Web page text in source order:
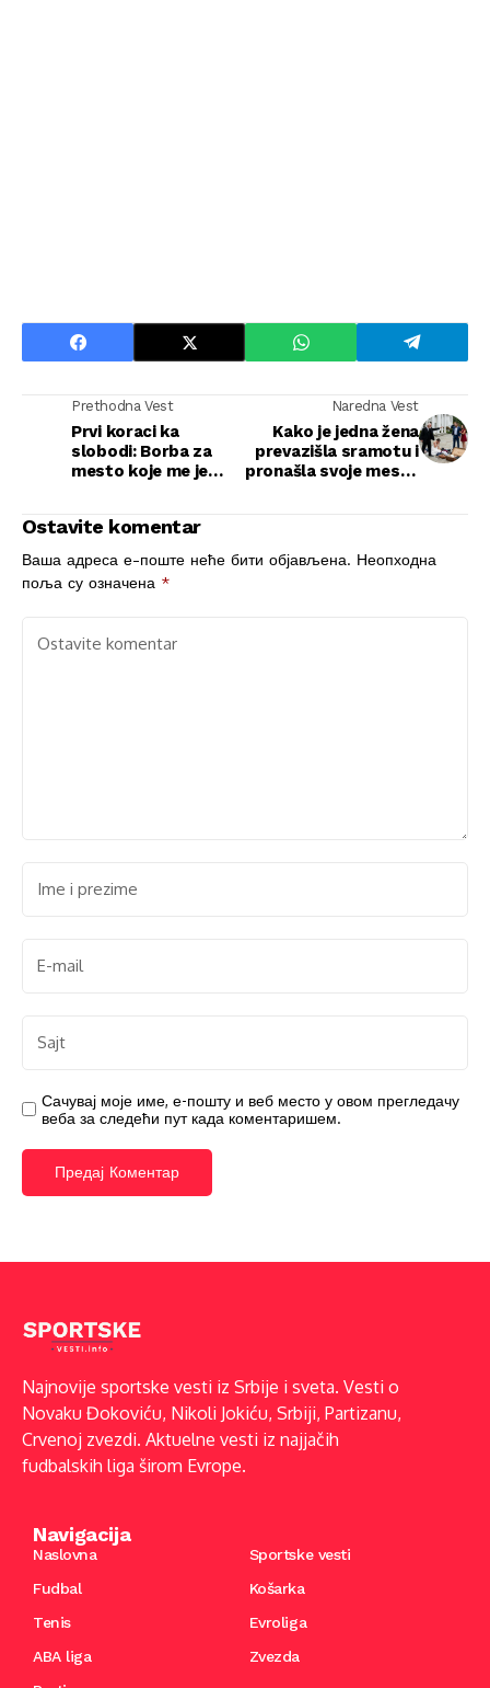
Prethodna Vest
Prvi koraci ka
slobodi: Borba za
mesto koje me je
Naredna Vest
Kako je jedna žena
prevazišla sramotu i
pronašla svoje mesto
Ostavite komentar
Ваша адреса е-поште неће бити објављена. Неопходна
поља су означена *
Сачувај моје име, е-пошту и веб место у овом прегледачу
веба за следећи пут када коментаришем.
Najnovije sportske vesti iz Srbije i sveta. Vesti o
Novaku Đokoviću, Nikoli Jokiću, Srbiji, Partizanu,
Crvenoj zvezdi. Aktuelne vesti iz najjačih
fudbalskih liga širom Evrope.
Navigacija
Naslovna
Sportske vesti
Fudbal
Košarka
Tenis
Evroliga
ABA liga
Zvezda